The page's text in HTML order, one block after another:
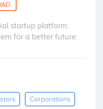
startup platform:
for a better future.
Corporations